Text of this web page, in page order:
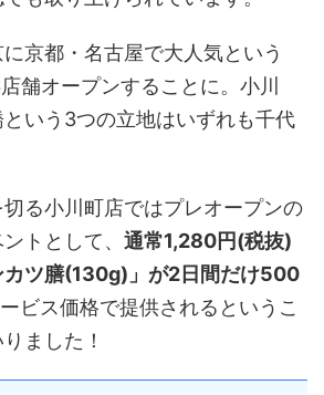
京都・名古屋で大人気という
舗オープンすることに。小川
いう3つの立地はいずれも千代
る小川町店ではプレオープンの
トとして、 通常1,280円(税抜)
カツ膳(130g)」が2日間だけ500
ビス価格で提供されるというこ
ました！